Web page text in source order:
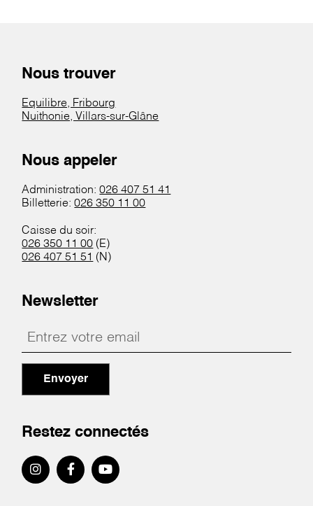
Nous trouver
Equilibre, Fribourg
Nuithonie, Villars-sur-Glâne
Nous appeler
Administration:026 407 51 41
Billetterie:026 350 11 00
Caisse du soir:
026 350 11 00 (E)
026 407 51 51 (N)
Newsletter
Envoyer
Restez connectés